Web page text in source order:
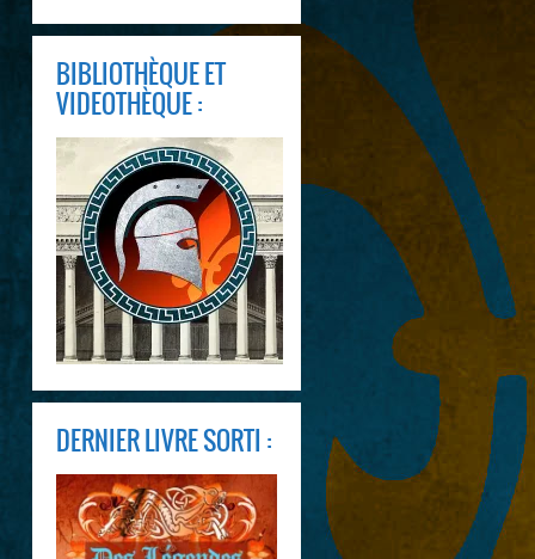
BIBLIOTHÈQUE ET
VIDEOTHÈQUE :
DERNIER LIVRE SORTI :